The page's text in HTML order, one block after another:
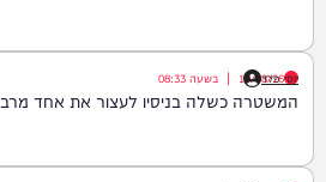
יוסי פלד
10/08/26
| בשעה 08:33
המשטרה כשלה בניסיו לעצור את אחד